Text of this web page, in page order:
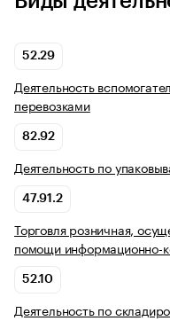
52.29
Деятельность
перевозками
82.92
Деятельность по
47.91.2
Торговля розничная,
помощи информационно-
52.10
Деятельность по